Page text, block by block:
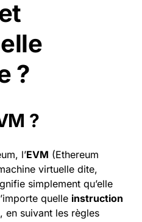
?
?
l’EVM (Ethereum
virtuelle dite,
simplement qu’elle
quelle instruction
, en suivant les règles